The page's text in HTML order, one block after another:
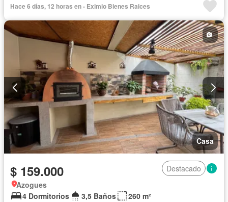
Hace 6 días, 12 horas en - Eximio Bienes Raices
Casa
$ 159.000
Destacado
Azogues
4 Dormitorios
3,5 Baños
260 m²